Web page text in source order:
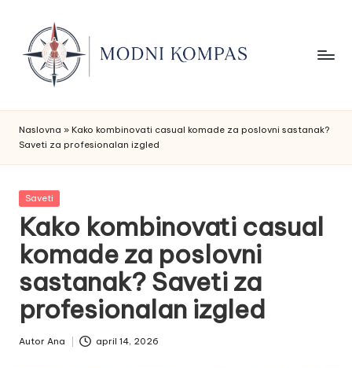
content
M
o
d
ni
K
o
m
p
a
s
za
stil,
garderobu
i
svaku
priliku
Naslovna » Kako kombinovati casual komade za poslovni sastanak?
Saveti za profesionalan izgled
Posted
Saveti
Kako kombinovati casual
komade za poslovni
sastanak? Saveti za
profesionalan izgled
Autor Ana april 14, 2026